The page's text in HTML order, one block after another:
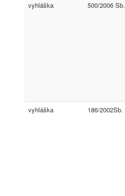
vyhláška
500/2006 Sb.
vyhláška
186/2002Sb.